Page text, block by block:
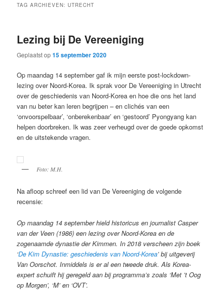
TAG ARCHIEVEN:UTRECHT
Lezing bij De Vereeniging
Geplaatst op15 september 2020
Op maandag 14 september gaf ik mijn eerste post-lockdown-
lezing over Noord-Korea. Ik sprak voor De Vereeniging in Utrecht
over de geschiedenis van Noord-Korea en hoe die ons het land
van nu beter kan leren begrijpen – en clichés van een
‘onvoorspelbaar’, ‘onberekenbaar’ en ‘gestoord’ Pyongyang kan
helpen doorbreken. Ik was zeer verheugd over de goede opkomst
en de uitstekende vragen.
Foto: M.H.
Na afloop schreef een lid van De Vereeniging de volgende
recensie:
Op maandag 14 september hield historicus en journalist Casper
van der Veen (1986) een lezing over Noord-Korea en de
zogenaamde dynastie der Kimmen. In 2018 verscheen zijn boek
‘De Kim Dynastie: geschiedenis van Noord-Korea’ bij uitgeverij
Van Oorschot. Inmiddels is er al een tweede druk. Als Korea-
expert schuift hij geregeld aan bij programma’s zoals ‘Met ’t Oog
op Morgen’, ‘M’ en ‘OVT’.